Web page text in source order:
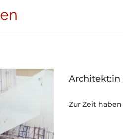
Architekt:in
Zur Zeit